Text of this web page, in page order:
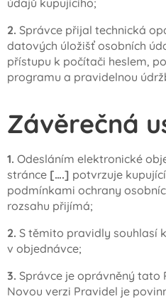
údajů kupujícího;
2. Správce přijal technická
datových úložišť osobních
přístupu k počítači heslem,
programu a pravidelnou
Závěrečná
1. Odesláním elektronické
stránce [….] potvrzuje
podmínkami ochrany
rozsahu přijímá;
2. S těmito pravidly souhlasí
v objednávce;
3. Správce je oprávněný
Novou verzi Pravidel je